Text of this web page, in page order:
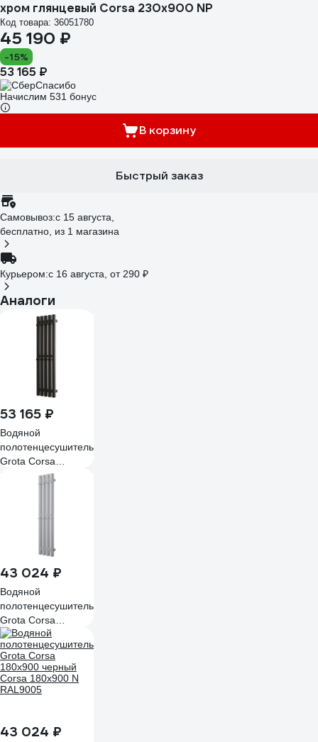
хром глянцевый Corsa 230x900 NP
Код товара: 36051780
45 190 ₽
-15%
53 165 ₽
Начислим 531 бонус
В корзину
Быстрый заказ
Самовывоз:c 15 августа,
бесплатно , из 1 магазина
Курьером:c 16 августа, от 290 ₽
Аналоги
53 165 ₽
Водяной
полотенцесушитель
Grota Corsa
230x900 черный
43 024 ₽
Водяной
полотенцесушитель
Grota Corsa
180x900 хром
глянцевый Corsa
180x900 NP
43 024 ₽